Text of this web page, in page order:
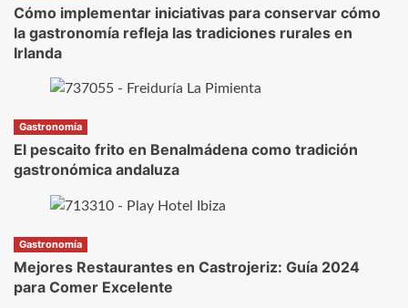
Cómo implementar iniciativas para conservar cómo
la gastronomía refleja las tradiciones rurales en
Irlanda
Gastronomía
El pescaito frito en Benalmádena como tradición
gastronómica andaluza
Gastronomía
Mejores Restaurantes en Castrojeriz: Guía 2024
para Comer Excelente